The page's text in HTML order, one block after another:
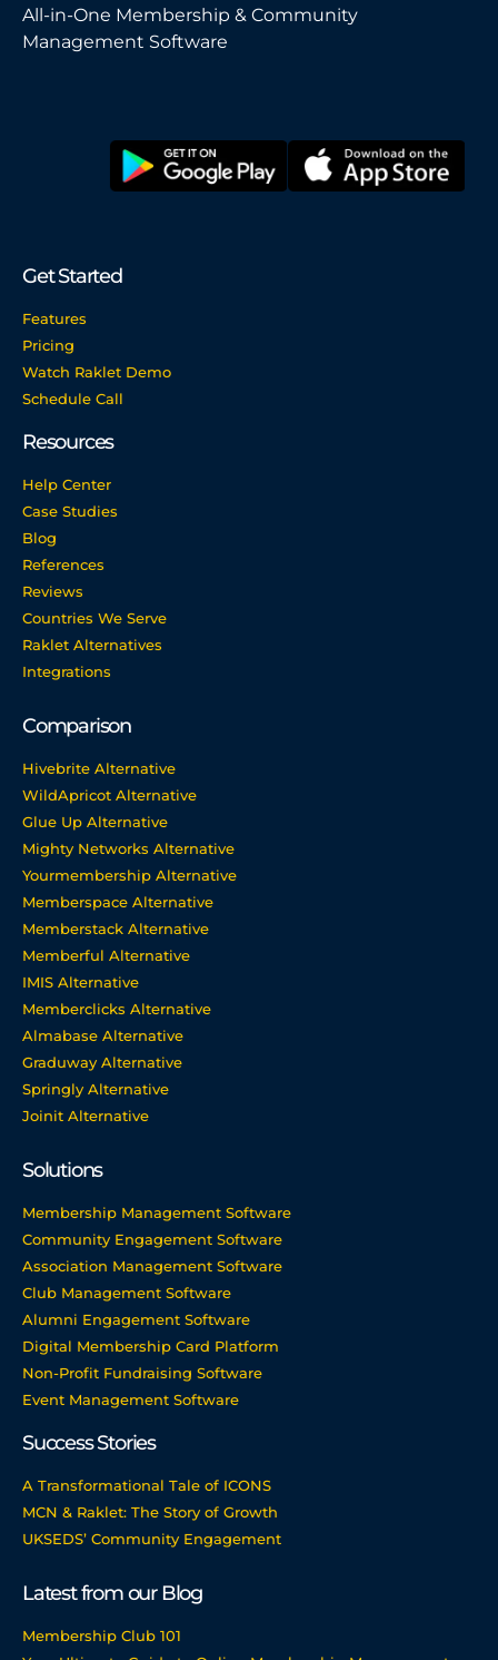
All-in-One Membership & Community
Management Software
Get Started
Features
Pricing
Watch Raklet Demo
Schedule Call
Resources
Help Center
Case Studies
Blog
References
Reviews
Countries We Serve
Raklet Alternatives
Integrations
Comparison
Hivebrite Alternative
WildApricot Alternative
Glue Up Alternative
Mighty Networks Alternative
Yourmembership Alternative
Memberspace Alternative
Memberstack Alternative
Memberful Alternative
IMIS Alternative
Memberclicks Alternative
Almabase Alternative
Graduway Alternative
Springly Alternative
Joinit Alternative
Solutions
Membership Management Software
Community Engagement Software
Association Management Software
Club Management Software
Alumni Engagement Software
Digital Membership Card Platform
Non-Profit Fundraising Software
Event Management Software
Success Stories
A Transformational Tale of ICONS
MCN & Raklet: The Story of Growth
UKSEDS’ Community Engagement
Latest from our Blog
Membership Club 101